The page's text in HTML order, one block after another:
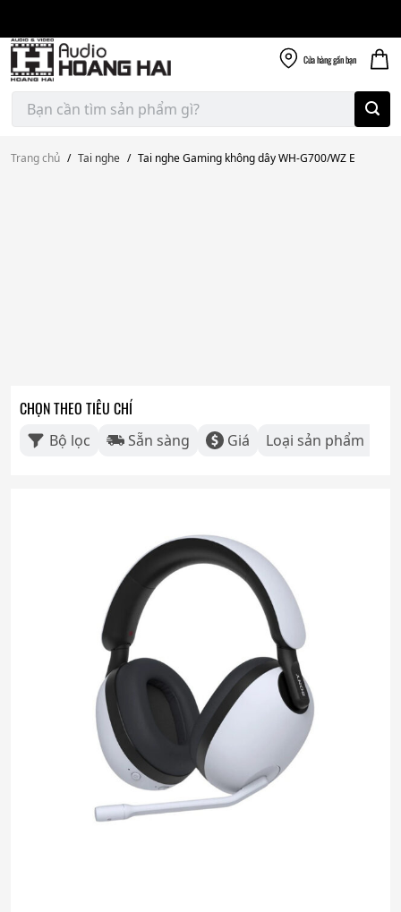
content
Cửa hànggần bạn
Tìm
kiếm:
Trang chủ / Tai nghe / Tai nghe Gaming không dây WH-G700/WZ E
CHỌN THEO TIÊU CHÍ
Bộ lọc Sẵn sàng Giá Loại sản phẩm